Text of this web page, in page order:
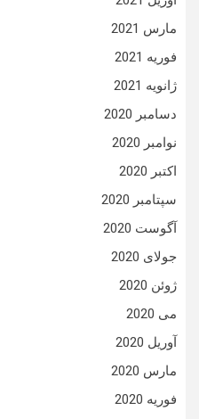
مارس 2021
فوریه 2021
ژانویه 2021
دسامبر 2020
نوامبر 2020
اکتبر 2020
سپتامبر 2020
آگوست 2020
جولای 2020
ژوئن 2020
می 2020
آوریل 2020
مارس 2020
فوریه 2020